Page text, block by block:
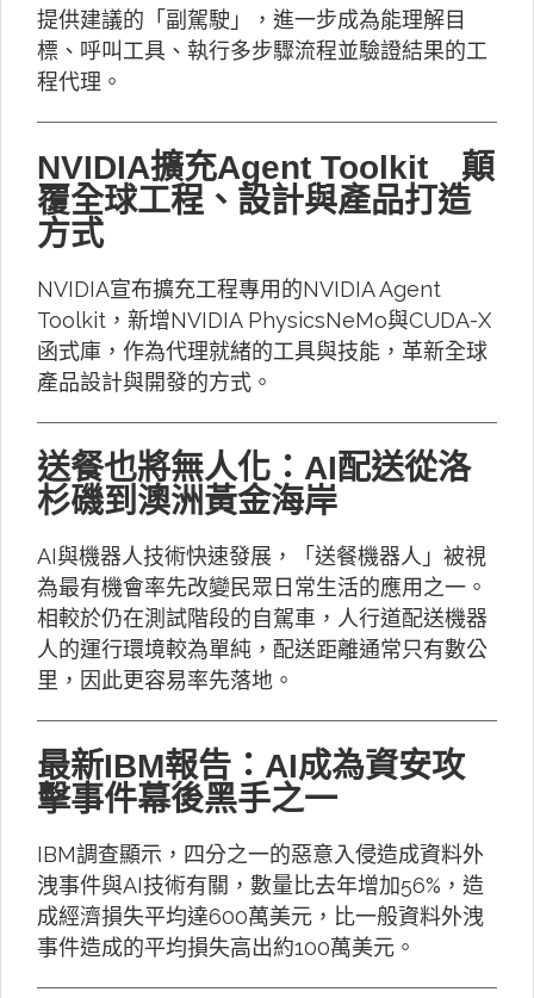
提供建議的「副駕駛」，進一步成為能理解目
標、呼叫工具、執行多步驟流程並驗證結果的工
程代理。
NVIDIA擴充Agent Toolkit 顛
覆全球工程、設計與產品打造
方式
NVIDIA宣布擴充工程專用的NVIDIA Agent
Toolkit，新增NVIDIA PhysicsNeMo與CUDA-X
函式庫，作為代理就緒的工具與技能，革新全球
產品設計與開發的方式。
送餐也將無人化：AI配送從洛
杉磯到澳洲黃金海岸
AI與機器人技術快速發展，「送餐機器人」被視
為最有機會率先改變民眾日常生活的應用之一。
相較於仍在測試階段的自駕車，人行道配送機器
人的運行環境較為單純，配送距離通常只有數公
里，因此更容易率先落地。
最新IBM報告：AI成為資安攻
擊事件幕後黑手之一
IBM調查顯示，四分之一的惡意入侵造成資料外
洩事件與AI技術有關，數量比去年增加56%，造
成經濟損失平均達600萬美元，比一般資料外洩
事件造成的平均損失高出約100萬美元。